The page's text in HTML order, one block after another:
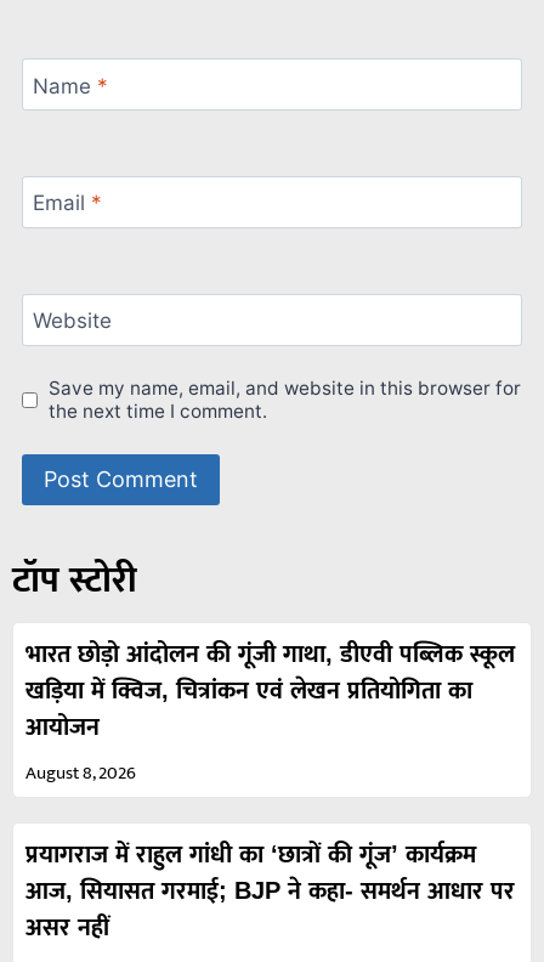
Name *
Email *
Website
Save my name, email, and website in this browser for
the next time I comment.
टॉप स्टोरी
भारत छोड़ो आंदोलन की गूंजी गाथा, डीएवी पब्लिक स्कूल
खड़िया में क्विज, चित्रांकन एवं लेखन प्रतियोगिता का
आयोजन
August 8, 2026
प्रयागराज में राहुल गांधी का ‘छात्रों की गूंज’ कार्यक्रम
आज, सियासत गरमाई; BJP ने कहा- समर्थन आधार पर
असर नहीं